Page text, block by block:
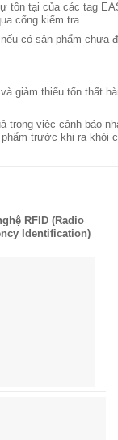
tồn tại của các tag
cổng kiểm tra.
có sản phẩm chưa
giảm thiểu tổn thất
trong việc cảnh báo
trước khi ra khỏi
RFID (Radio
Identification)